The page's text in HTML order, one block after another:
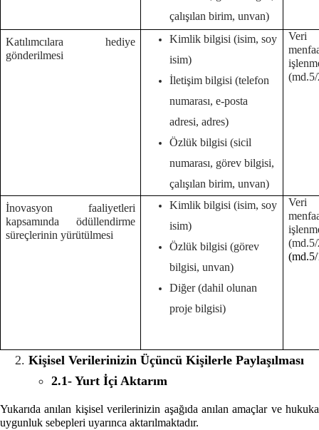
çalışılan birim, unvan)
Katılımcılara hediye
gönderilmesi
Kimlik bilgisi (isim, soy
isim)
İletişim bilgisi (telefon
numarası, e-posta
adresi, adres)
Özlük bilgisi (sicil
numarası, görev bilgisi,
çalışılan birim, unvan)
Veri
İnovasyon faaliyetleri
kapsamında ödüllendirme
süreçlerinin yürütülmesi
Kimlik bilgisi (isim, soy
isim)
Özlük bilgisi (görev
bilgisi, unvan)
Diğer (dahil olunan
proje bilgisi)
Veri
Kişisel Verilerinizin Üçüncü Kişilerle Paylaşılması
2.1- Yurt İçi Aktarım
Yukarıda anılan kişisel verilerinizin aşağıda anılan amaçlar ve hukuka
uygunluk sebepleri uyarınca aktarılmaktadır.